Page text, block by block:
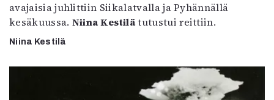
avajaisia juhlittiin Siikalatvalla ja Pyhännällä
kesäkuussa. Niina Kestilätutustui reittiin.
Niina Kestilä